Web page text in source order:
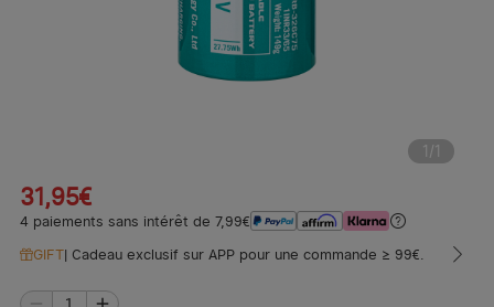
1/1
31,95€
4 paiements sans intérêt de 7,99€
GIFT| Cadeau exclusif sur APP pour une commande ≥ 99€.